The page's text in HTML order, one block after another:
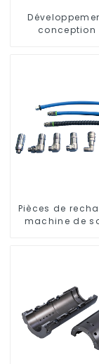
conception
Pièces de
machine de